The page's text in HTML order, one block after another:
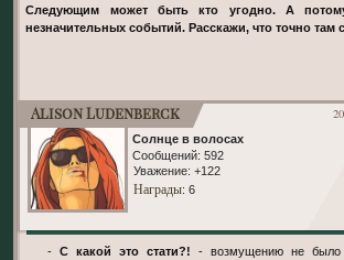
Следующим может быть кто угодно. А
незначительных событий. Расскажи, что точно там
Alison Ludenberck
Солнце в волосах
Сообщений: 592
Уважение: +122
Награды: 6
- С какой это стати?!
- возмущению не было